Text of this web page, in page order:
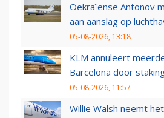
Oekraïense Antonov
aan aanslag op
05-08-2026, 13:18
KLM annuleert
Barcelona door
05-08-2026, 11:57
Willie Walsh neemt